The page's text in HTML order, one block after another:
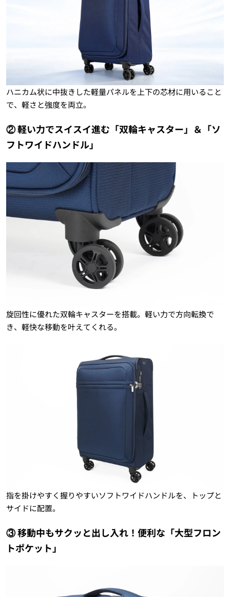
ハニカム状に中抜きした軽量パネルを上下の芯材に用いること
で、軽さと強度を両立。
② 軽い力でスイスイ進む「双輪キャスター」＆「ソ
フトワイドハンドル」
旋回性に優れた双輪キャスターを搭載。軽い力で方向転換で
き、軽快な移動を叶えてくれる。
指を掛けやすく握りやすいソフトワイドハンドルを、トップと
サイドに配置。
③ 移動中もサクッと出し入れ！便利な「大型フロン
トポケット」